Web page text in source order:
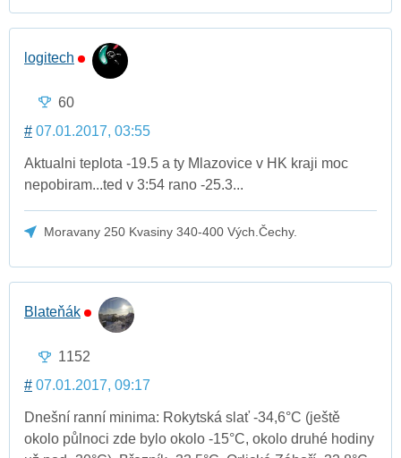
logitech
60
# 07.01.2017, 03:55
Aktualni teplota -19.5 a ty Mlazovice v HK kraji moc
nepobiram...ted v 3:54 rano -25.3...
Moravany 250 Kvasiny 340-400 Vých.Čechy.
Blateňák
1152
# 07.01.2017, 09:17
Dnešní ranní minima: Rokytská slať -34,6°C (ještě
okolo půlnoci zde bylo okolo -15°C, okolo druhé hodiny